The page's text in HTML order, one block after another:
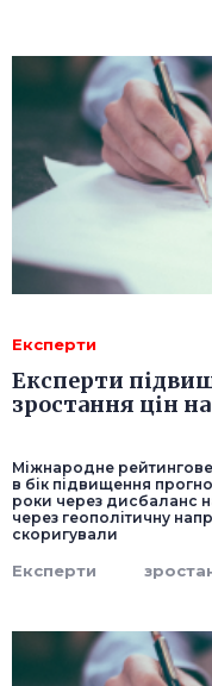
Експерти
Експерти
зростання цін
Міжнародне
в бік підвищення
роки через дисбаланс
через геополітичну
скоригували
Експерти